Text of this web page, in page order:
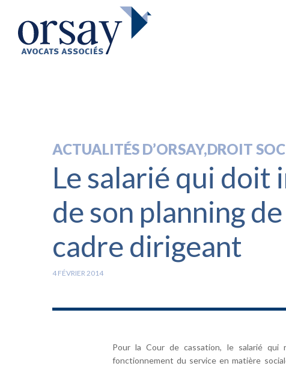
ACTUALITÉS D’ORSAY,DROIT
Le salarié qui doit
de son planning
cadre dirigeant
4 FÉVRIER 2014
Pour la Cour de cassation, le salarié qui
fonctionnement du service en matière